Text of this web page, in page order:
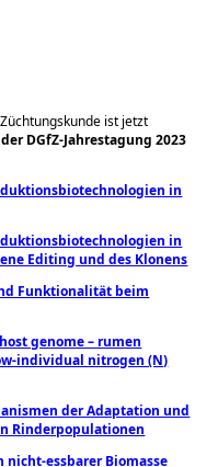
ist jetzt
DGfZ-Jahrestagung 2023
in
in
Editing und des Klonens
Funktionalität beim
genome – rumen
individual nitrogen (N)
der Adaptation und
Rinderpopulationen
essbarer Biomasse